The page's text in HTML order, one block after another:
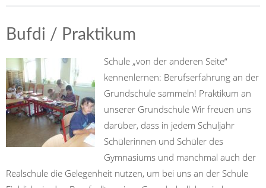
Bufdi / Praktikum
Schule „von der anderen Seite“
kennenlernen: Berufserfahrung an der
Grundschule sammeln! Praktikum an
unserer Grundschule Wir freuen uns
darüber, dass in jedem Schuljahr
Schülerinnen und Schüler des
Gymnasiums und manchmal auch der
Realschule die Gelegenheit nutzen, um bei uns an der Schule